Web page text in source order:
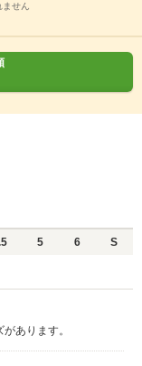
せん
5 6 S
あります。